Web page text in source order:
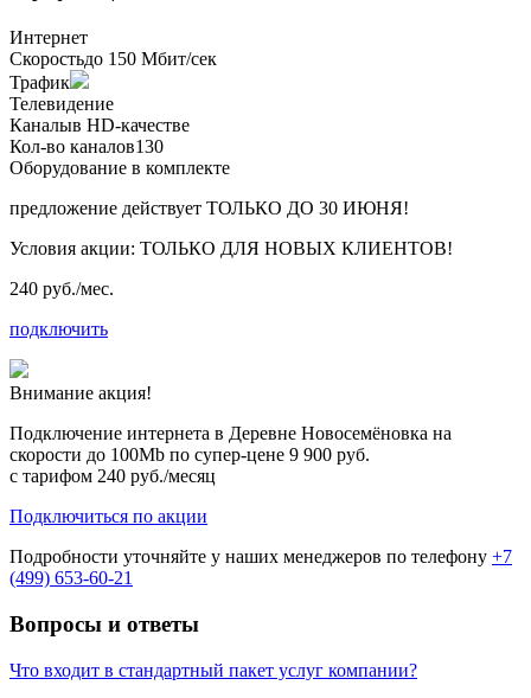
Интернет
Скоростьдо 150 Мбит/сек
Трафик
Телевидение
Каналыв HD-качестве
Кол-во каналов130
Оборудование в комплекте
предложение действует ТОЛЬКО ДО 30 ИЮНЯ!
Условия акции: ТОЛЬКО ДЛЯ НОВЫХ КЛИЕНТОВ!
240 руб./мес.
подключить
Внимание акция!
Подключение интернета в Деревне Новосемёновка на
скорости до 100Mb по супер-цене 9 900 руб.
с тарифом 240 руб./месяц
Подключиться по акции
Подробности уточняйте у наших менеджеров по телефону +7
(499) 653-60-21
Вопросы и ответы
Что входит в стандартный пакет услуг компании?